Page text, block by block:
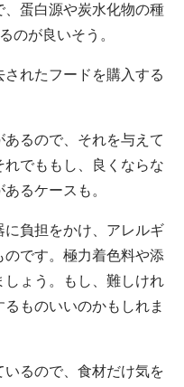
、蛋白源や炭水化物の種
のが良いそう。
れたフードを購入する
るので、それを与えて
でももし、良くならな
るケースも。
負担をかけ、アレルギ
です。極力着色料や添
ょう。もし、難しけれ
ものいいのかもしれま
るので、食材だけ気を